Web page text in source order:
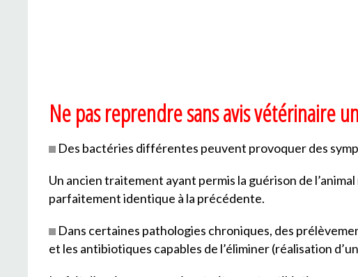
Ne pas reprendre sans avis vétérinaire
Des bactéries différentes peuvent provoquer des
Un ancien traitement ayant permis la guérison de
parfaitement identique à la précédente.
Dans certaines pathologies chroniques, des
et les antibiotiques capables de l’éliminer (réalisation